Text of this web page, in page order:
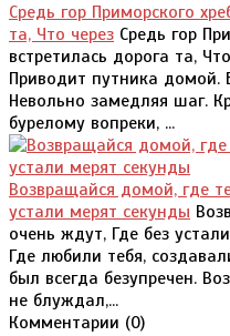
Средь гор Приморского
та, Что через Средь гор
встретилась дорога та,
Приводит путника домой.
Невольно замедляя шаг.
бурелому вопреки, ...
Возвращайся домой, где
устали мерят секунды
очень ждут, Где без
Где любили тебя,
был всегда безупречен.
не блуждал,...
Комментарии (0)